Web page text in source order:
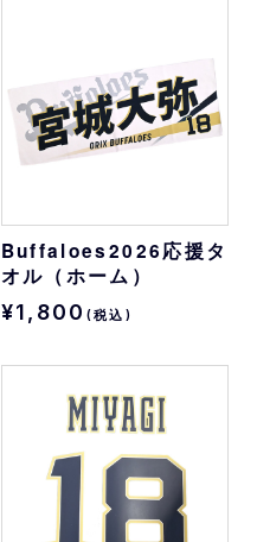
Buffaloes2026応援タ
オル（ホーム）
¥1,800 (税込)